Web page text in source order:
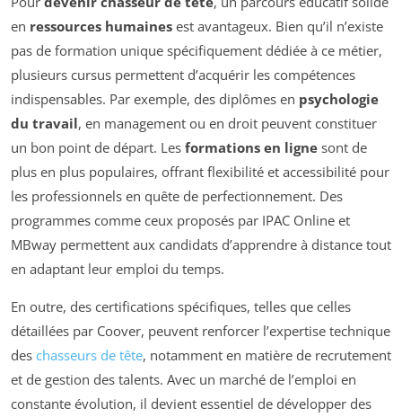
en ressources humaines est avantageux. Bien qu’il n’existe
pas de formation unique spécifiquement dédiée à ce métier,
plusieurs cursus permettent d’acquérir les compétences
indispensables. Par exemple, des diplômes en psychologie
du travail, en management ou en droit peuvent constituer
un bon point de départ. Les formations en ligne sont de
plus en plus populaires, offrant flexibilité et accessibilité pour
les professionnels en quête de perfectionnement. Des
programmes comme ceux proposés par IPAC Online et
MBway permettent aux candidats d’apprendre à distance tout
en adaptant leur emploi du temps.
En outre, des certifications spécifiques, telles que celles
détaillées par Coover, peuvent renforcer l’expertise technique
des chasseurs de tête, notamment en matière de recrutement
et de gestion des talents. Avec un marché de l’emploi en
constante évolution, il devient essentiel de développer des